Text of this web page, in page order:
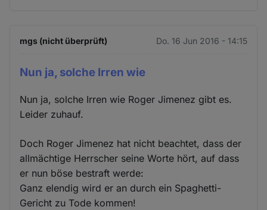
mgs (nicht überprüft) Do. 16 Jun 2016 - 14:15
Nun ja, solche Irren wie
Nun ja, solche Irren wie Roger Jimenez gibt es.
Leider zuhauf.
Doch Roger Jimenez hat nicht beachtet, dass der
allmächtige Herrscher seine Worte hört, auf dass
er nun böse bestraft werde:
Ganz elendig wird er an durch ein Spaghetti-
Gericht zu Tode kommen!